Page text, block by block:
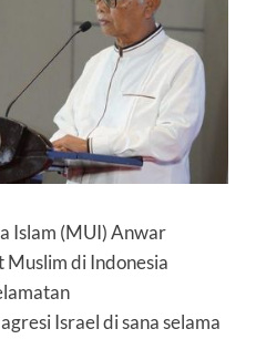
Islam (MUI) Anwar
di Indonesia
Israel di sana selama